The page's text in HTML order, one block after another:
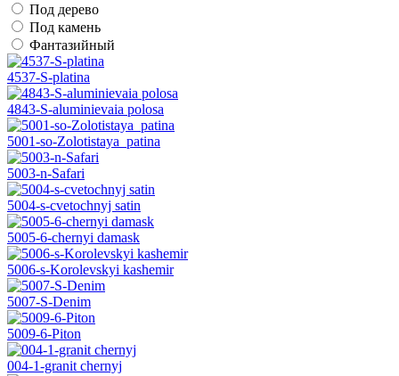
Под дерево
Под камень
Фантазийный
4537-S-platina
4843-S-aluminievaia polosa
5001-so-Zolotistaya_patina
5003-n-Safari
5004-s-cvetochnyj satin
5005-6-chernyi damask
5006-s-Korolevskyi kashemir
5007-S-Denim
5009-6-Piton
004-1-granit chernyj